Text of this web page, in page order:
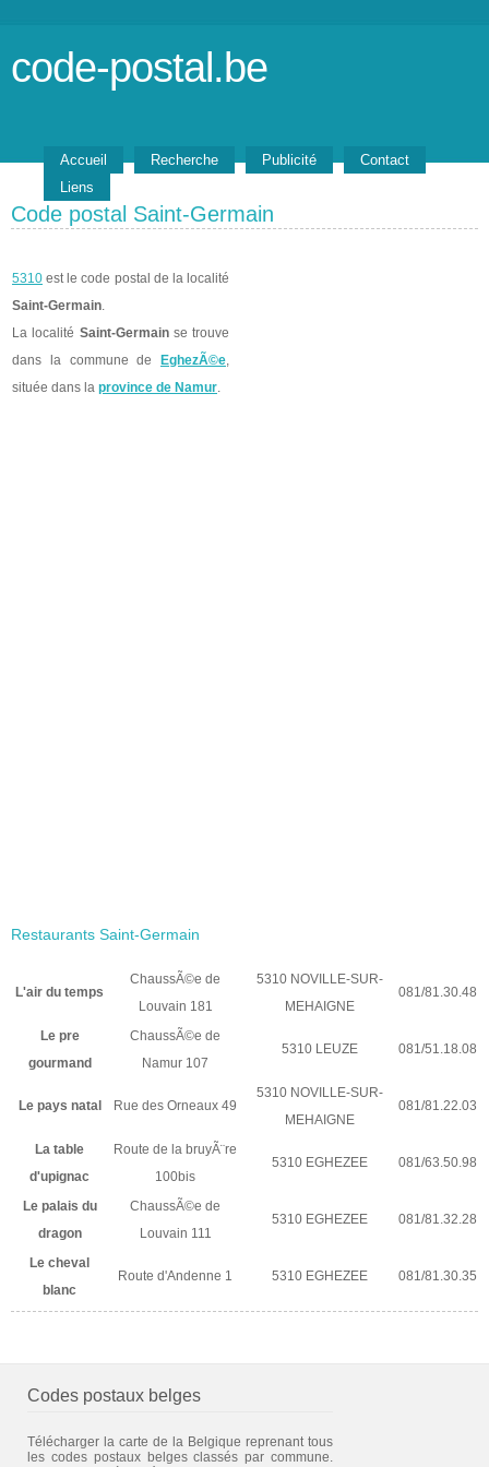
code-postal.be
Accueil Recherche Publicité
Contact
Liens
Code postal Saint-Germain
5310 est le code postal de la localité
Saint-Germain.
La localité Saint-Germainse trouve
dans la commune de
EghezÃ©e,
située dans la province de Namur.
Restaurants Saint-Germain
L'air du temps
ChaussÃ©e de
Louvain 181
5310 NOVILLE-SUR-
MEHAIGNE
081/81.30.48
Le pre
gourmand
ChaussÃ©e de
Namur 107
5310 LEUZE 081/51.18.08
Le pays natal Rue des Orneaux 49
5310 NOVILLE-SUR-
MEHAIGNE
081/81.22.03
La table
d'upignac
Route de la bruyÃ¨re
100bis
5310 EGHEZEE 081/63.50.98
Le palais du
dragon
ChaussÃ©e de
Louvain 111
5310 EGHEZEE 081/81.32.28
Le cheval
blanc
Route d'Andenne 1 5310 EGHEZEE 081/81.30.35
Codes postaux belges
Télécharger la carte de la Belgique reprenant tous
les codes postaux belges classés par commune.